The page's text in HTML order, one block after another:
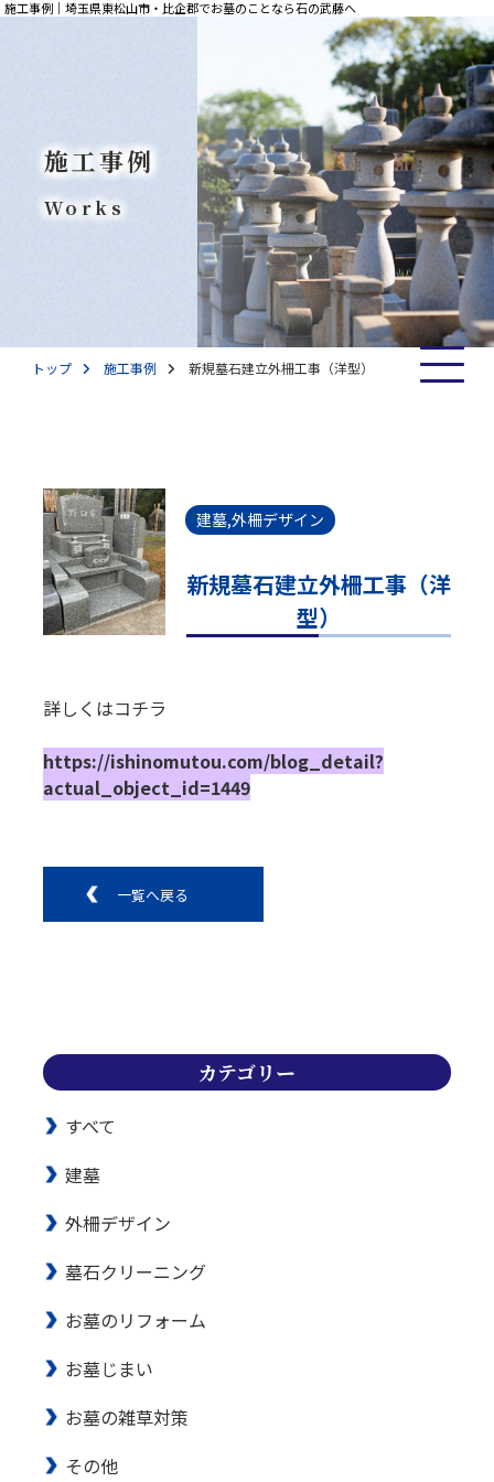
施工事例｜埼玉県東松山市・比企郡でお墓のことなら石の武藤へ
施工事例
Works
トップ 施工事例 新規墓石建立外柵工事（洋型）
建墓,外柵デザイン
新規墓石建立外柵工事（洋
型）
詳しくはコチラ
https://ishinomutou.com/blog_detail?
actual_object_id=1449
一覧へ戻る
カテゴリー
すべて
建墓
外柵デザイン
墓石クリーニング
お墓のリフォーム
お墓じまい
お墓の雑草対策
その他